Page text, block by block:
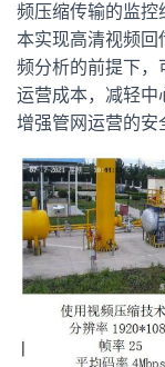
频压缩传输的监控
本实现高清视频回
频分析的前提下，
运营成本，减轻中
增强管网运营的安